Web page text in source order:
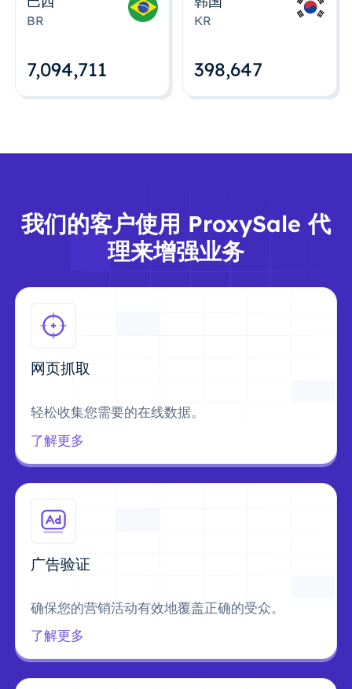
BR
7,094,712
KR
398,648
我们的客户使用 ProxySale 代
理来增强业务
网页抓取
轻松收集您需要的在线数据。
了解更多
广告验证
确保您的营销活动有效地覆盖正确的受众。
了解更多